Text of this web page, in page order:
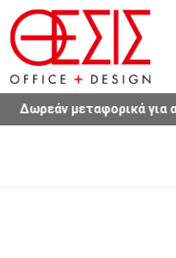
για αγορές άνω των